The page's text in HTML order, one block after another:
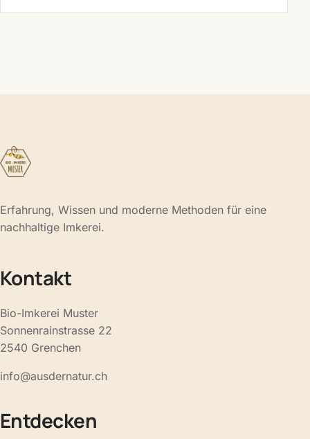
Erfahrung, Wissen und moderne Methoden für eine
nachhaltige Imkerei.
Kontakt
Bio-Imkerei Muster
Sonnenrainstrasse 22
2540 Grenchen
info@ausdernatur.ch
Entdecken